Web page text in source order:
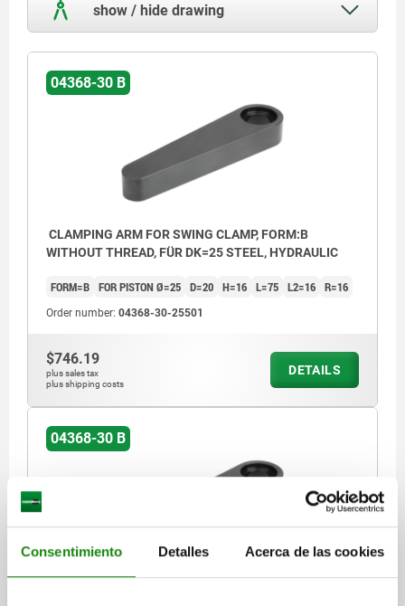
Consentimiento Detalles Acerca de las cookies
show / hide drawing
04368-30 B
CLAMPING ARM FOR SWING CLAMP, FORM:B
WITHOUT THREAD, FÜR DK=25 STEEL, HYDRAULIC
FORM=B FOR PISTON Ø=25 D=20 H=16 L=75 L2=16 R=16
Order number: 04368-30-25501
$746.19
plus sales tax
plus shipping costs
DETAILS
04368-30 B